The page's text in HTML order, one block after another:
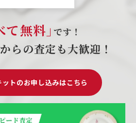
て無料｣ です！
らの査定も大歓迎！
トのお申し込みはこちら